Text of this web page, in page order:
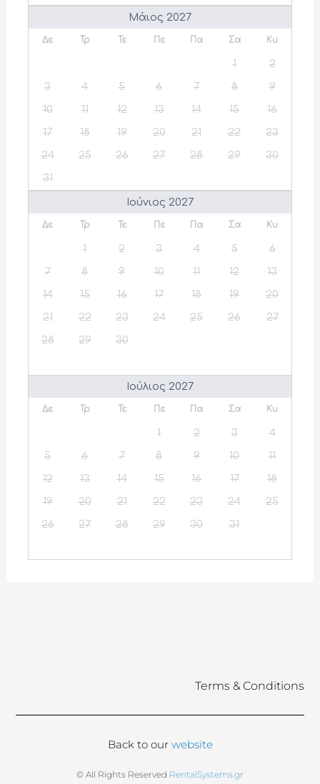
Μάιος 2027
Δε Τρ Τε Πε Πα Σα Κυ
1
2
3
4 5 6 7 8
9
10
11 12 13 14 15
16
17
18 19 20 21 22
23
24
25 26 27 28 29
30
31
Ιούνιος 2027
Δε Τρ Τε Πε Πα Σα Κυ
1 2 3 4 5
6
7
8 9 10 11 12
13
14
15 16 17 18 19
20
21
22 23 24 25 26
27
28
29 30
Ιούλιος 2027
Δε Τρ Τε Πε Πα Σα Κυ
1 2 3
4
5
6 7 8 9 10
11
12
13 14 15 16 17
18
19
20 21 22 23 24
25
26
27 28 29 30 31
Terms & Conditions
Back to our website
© All Rights Reserved RentalSystems.gr